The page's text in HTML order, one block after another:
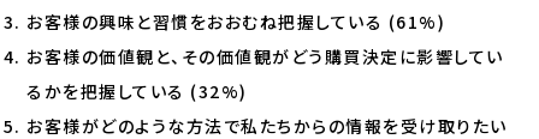
お客様の興味と習慣をおおむね把握している (61%)
お客様の価値観と、その価値観がどう購買決定に影響してい
るかを把握している (32%)
お客様がどのような方法で私たちからの情報を受け取りたい